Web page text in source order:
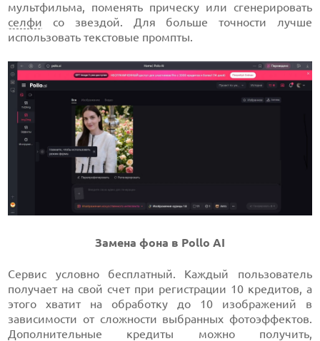
мультфильма, поменять прическу или сгенерировать
селфи со звездой. Для больше точности лучше
использовать текстовые промпты.
Замена фона в Pollo AI
Сервис условно бесплатный. Каждый пользователь
получает на свой счет при регистрации 10 кредитов, а
этого хватит на обработку до 10 изображений в
зависимости от сложности выбранных фотоэффектов.
Дополнительные кредиты можно получить,